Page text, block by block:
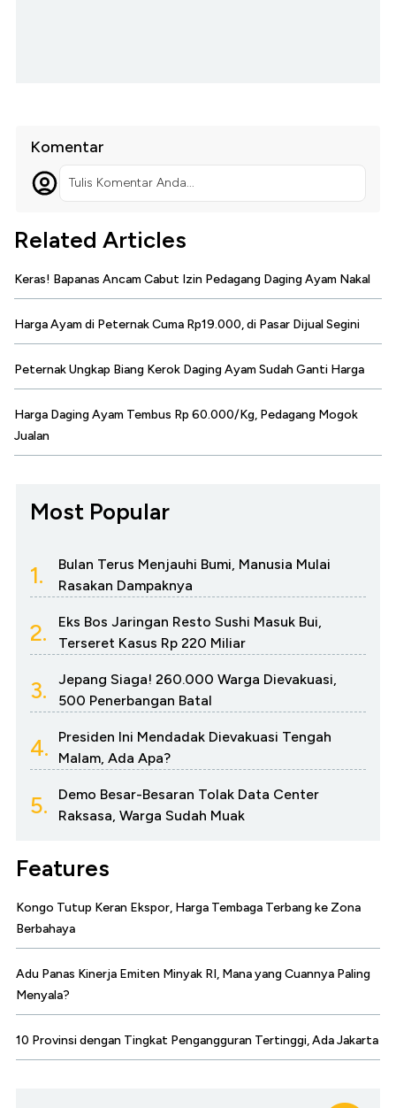
Komentar
Tulis Komentar Anda...
Related Articles
Keras! Bapanas Ancam Cabut Izin Pedagang Daging Ayam Nakal
Harga Ayam di Peternak Cuma Rp19.000, di Pasar Dijual Segini
Peternak Ungkap Biang Kerok Daging Ayam Sudah Ganti Harga
Harga Daging Ayam Tembus Rp 60.000/Kg, Pedagang Mogok
Jualan
Most Popular
1.
Bulan Terus Menjauhi Bumi, Manusia Mulai
Rasakan Dampaknya
2.
Eks Bos Jaringan Resto Sushi Masuk Bui,
Terseret Kasus Rp 220 Miliar
3.
Jepang Siaga! 260.000 Warga Dievakuasi,
500 Penerbangan Batal
4.
Presiden Ini Mendadak Dievakuasi Tengah
Malam, Ada Apa?
5.
Demo Besar-Besaran Tolak Data Center
Raksasa, Warga Sudah Muak
Features
Kongo Tutup Keran Ekspor, Harga Tembaga Terbang ke Zona
Berbahaya
Adu Panas Kinerja Emiten Minyak RI, Mana yang Cuannya Paling
Menyala?
10 Provinsi dengan Tingkat Pengangguran Tertinggi, Ada Jakarta